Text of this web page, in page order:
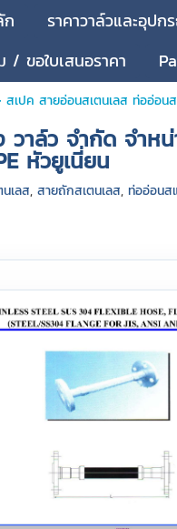
ก ราคาวาล์วและอุป
ขอใบเสนอราคา
สเปค สายอ่อนสเตนเลส ท่ออ่อน
ล์ว จำกัด จำหน่
หัวยูเนี่ยน
เลส, สายถักสเตนเลส, ท่ออ่อนส